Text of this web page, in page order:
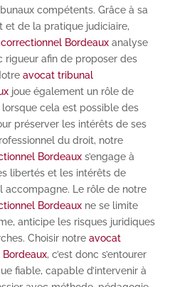
compétents. Grâce à sa
et de la pratique judiciaire,
Bordeauxanalyse
rigueur afin de proposer des
avocat tribunal
joue également un rôle de
cela est possible des
préserver les intérêts de ses
du droit, notre
Bordeauxs’engage à
libertés et les intérêts de
accompagne. Le rôle de notre
Bordeauxne se limite
anticipe les risques juridiques
Choisir notre avocat
, c’est donc s’entourer
fiable, capable d’intervenir à